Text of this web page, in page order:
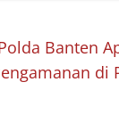
Banten
di